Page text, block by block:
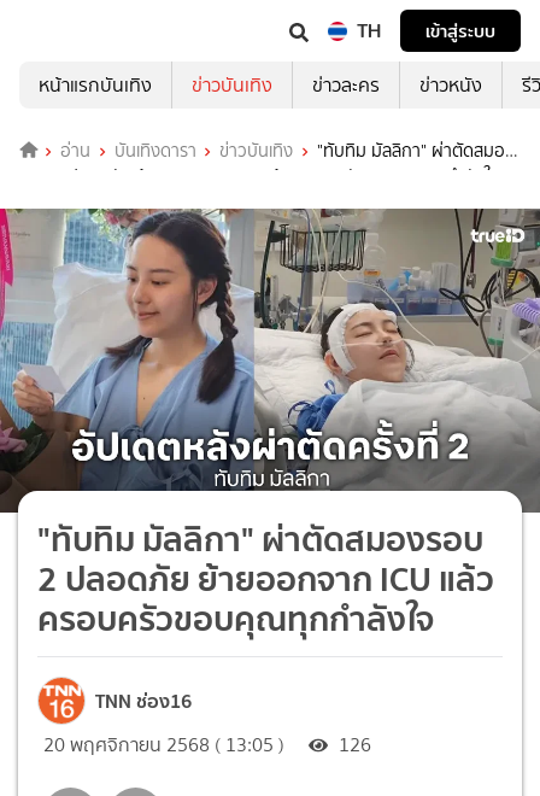
TH
เข้าสู่ระบบ
หน้าแรกบันเทิง
ข่าวบันเทิง ข่าวละคร ข่าวหนัง รี
อ่าน บันเทิงดารา ข่าวบันเทิง
"ทับทิม มัลลิกา" ผ่าตัดสมอง
รอบ 2 ปลอดภัย ย้ายออกจาก ICU แล้ว ครอบครัวขอบคุณทุกกำลังใจ
"ทับทิม มัลลิกา" ผ่าตัดสมองรอบ
2 ปลอดภัย ย้ายออกจาก ICU แล้ว
ครอบครัวขอบคุณทุกกำลังใจ
TNN ช่อง16
20 พฤศจิกายน 2568 ( 13:05 ) 126